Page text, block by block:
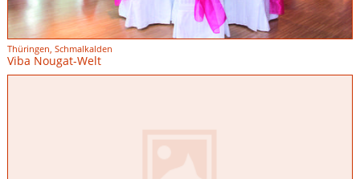
Thüringen, Schmalkalden
Viba Nougat-Welt